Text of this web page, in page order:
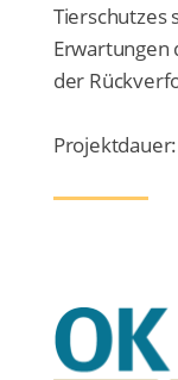
Tierschutzes
Erwartungen
der